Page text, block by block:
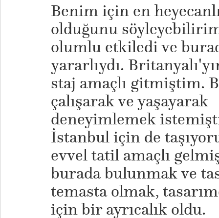
Benim için en
olduğunu
olumlu etkiledi ve
yararlıydı.
staj amaçlı gitmiştim.
çalışarak ve yaşayarak
deneyimlemek
İstanbul için de
evvel tatil amaçlı
burada bulunmak ve
temasta olmak,
için bir ayrıcalık oldu.